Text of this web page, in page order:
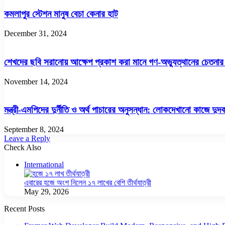
কমলাপুর স্টেশন মানুষ বেচা কেনার হাট
December 31, 2024
শেখদের ছবি সরানোয় আক্ষেপ প্রকাশ করা মানে গণ-অভ্যুত্থানের চেতনার
November 14, 2024
মন্ত্রী-এমপিদের দুর্নীতি ও অর্থ পাচারের অনুসন্ধান: লোকদেখানো কাজে
September 8, 2024
Leave a Reply
Check Also
International
এবারের হজে অংশ নিলেন ১৭ লাখের বেশি তীর্থযাত্রী
May 29, 2026
Recent Posts